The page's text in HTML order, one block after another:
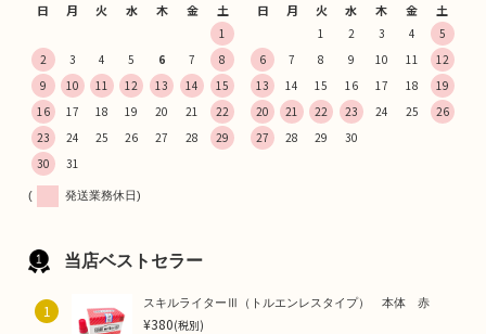
日 月 火 水 木 金 土
1
2
3 4 5 6 7
8
9
10 11 12 13 14
15
16
17 18 19 20 21
22
23
24 25 26 27 28
29
30
31
日 月 火 水 木 金 土
1 2 3 4
5
6
7 8 9 10 11
12
13
14 15 16 17 18
19
20
21 22 23 24 25
26
27
28 29 30
( 発送業務休日)
当店ベストセラー
1 スキルライターⅢ（トルエンレスタイプ） 本体 赤
¥380(税別)